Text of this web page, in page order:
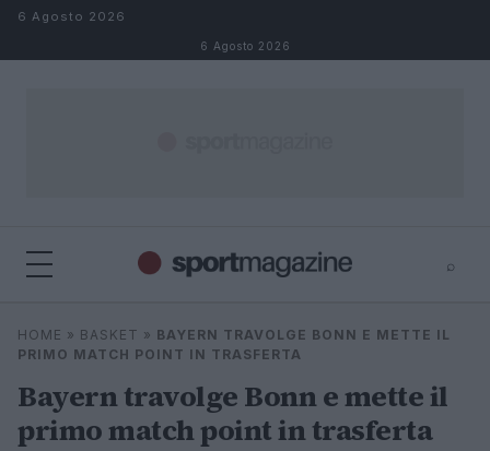
Salta al contenuto
6 Agosto 2026
6 Agosto 2026
⌕
Cerca
⌕
HOME » BASKET » BAYERN TRAVOLGE BONN E METTE IL
PRIMO MATCH POINT IN TRASFERTA
Bayern travolge Bonn e mette il
primo match point in trasferta